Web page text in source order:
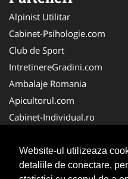
Website-ul utilizeaza
detaliile de conectare,
Alpinist Utilitar
Cabinet-Psihologie.com
Club de Sport
IntretinereGradini.com
Ambalaje Romania
Apicultorul.com
Cabinet-Individual.ro
FirmaDeratizare.ro
InstructorScoalaAuto.ro